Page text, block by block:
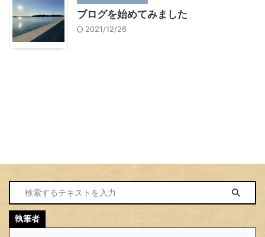
ブログを始めてみました
2021/12/26
執筆者